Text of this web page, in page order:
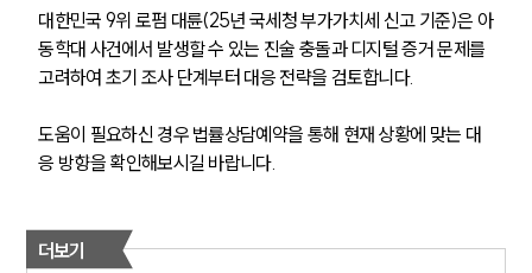
대한민국 9위 로펌 대륜(25년 국세청 부가가치세 신고 기준)은 아
동학대 사건에서 발생할 수 있는 진술 충돌과 디지털 증거 문제를
고려하여 초기 조사 단계부터 대응 전략을 검토합니다.
도움이 필요하신 경우 법률상담예약을 통해 현재 상황에 맞는 대
응 방향을 확인해보시길 바랍니다.
더보기